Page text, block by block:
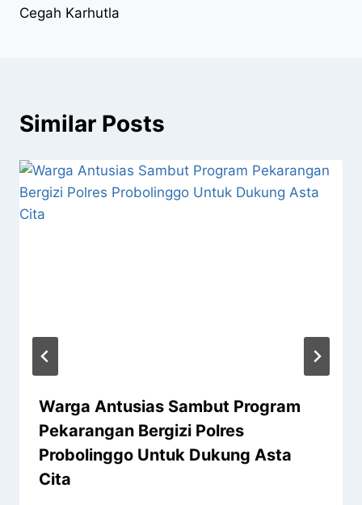
Cegah Karhutla
Similar Posts
Warga Antusias Sambut Program
Pekarangan Bergizi Polres
Probolinggo Untuk Dukung Asta
Cita